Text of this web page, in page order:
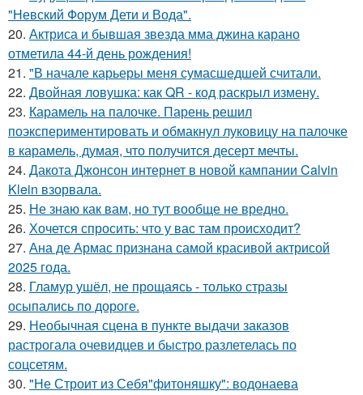
"Невский Форум Дети и Вода".
20. Актриса и бывшая звезда мма джина карано
отметила 44-й день рождения!
21. "В начале карьеры меня сумасшедшей считали.
22. Двойная ловушка: как QR - код раскрыл измену.
23. Карамель на палочке. Парень решил
поэкспериментировать и обмакнул луковицу на палочке
в карамель, думая, что получится десерт мечты.
24. Дакота Джонсон интернет в новой кампании Calvin
Klein взорвала.
25. Не знаю как вам, но тут вообще не вредно.
26. Хочется спросить: что у вас там происходит?
27. Ана де Армас признана самой красивой актрисой
2025 года.
28. Гламур ушёл, не прощаясь - только стразы
осыпались по дороге.
29. Необычная сцена в пункте выдачи заказов
растрогала очевидцев и быстро разлетелась по
соцсетям.
30. "Не Строит из Себя"фитоняшку": водонаева